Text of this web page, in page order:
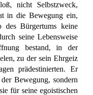
nicht Selbstzweck,
in die Bewegung ein,
des Bürgertums keine
seine Lebensweise
bestand, in der
zu der sein Ehrgeiz
prädestinierten. Er
Bewegung, sondern
für seine egoistischen